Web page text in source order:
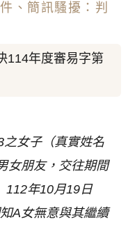
、簡訊騷擾：判
114年度審易字第
之女子（真實姓名
女朋友，交往期間
年10月19日
A女無意與其繼續